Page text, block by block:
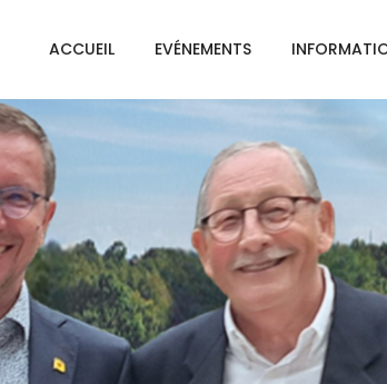
ACCUEIL EVÉNEMENTS